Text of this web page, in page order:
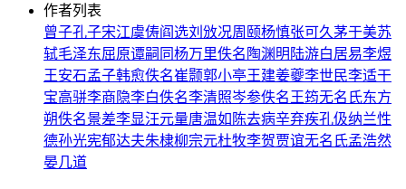
作者列表
曾子孔子宋江虞俦阎选刘攽况周颐杨慎张可久茅于美苏
轼毛泽东屈原谭嗣同杨万里佚名 陶渊明 陆游白居易李煜
王安石孟子韩愈佚名崔颢郭小亭王建姜夔李世民李适干
宝高骈李商隐李白佚名李清照岑参佚名 王筠无名氏东方
朔佚名景差李显汪元量唐温如 陈去病辛弃疾孔伋纳兰性
德孙光宪郁达夫朱棣柳宗元杜牧李贺贾谊无名氏孟浩然
晏几道